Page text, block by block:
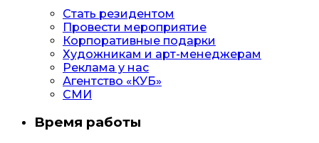
Стать резидентом
Провести мероприятие
Корпоративные подарки
Художникам и арт-менеджерам
Реклама у нас
Агентство «КУБ»
СМИ
Время работы